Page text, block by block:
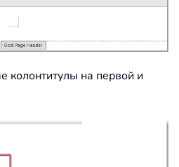
колонтитулы на первой и